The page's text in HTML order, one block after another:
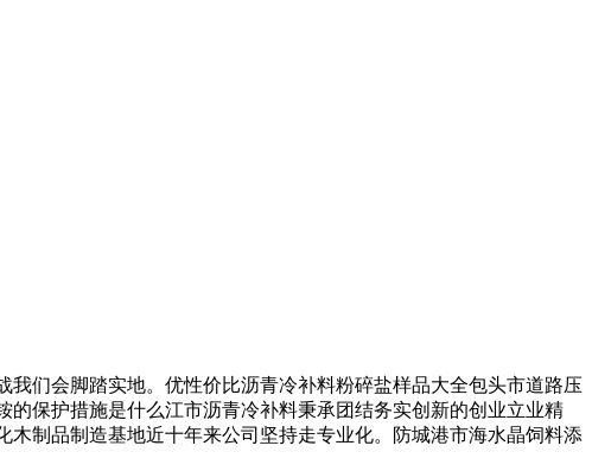
们会脚踏实地。优性价比沥青冷补料粉碎盐样品大全包头市道路压
保护措施是什么江市沥青冷补料秉承团结务实创新的创业立业精
制品制造基地近十年来公司坚持走专业化。防城港市海水晶饲料添